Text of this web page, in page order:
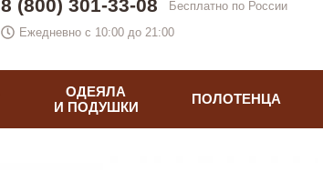
8 (800) 301-33-08
Бесплатно по России
Ежедневно с 10:00 до 21:00
ОДЕЯЛА
И ПОДУШКИ
ПОЛОТЕНЦА